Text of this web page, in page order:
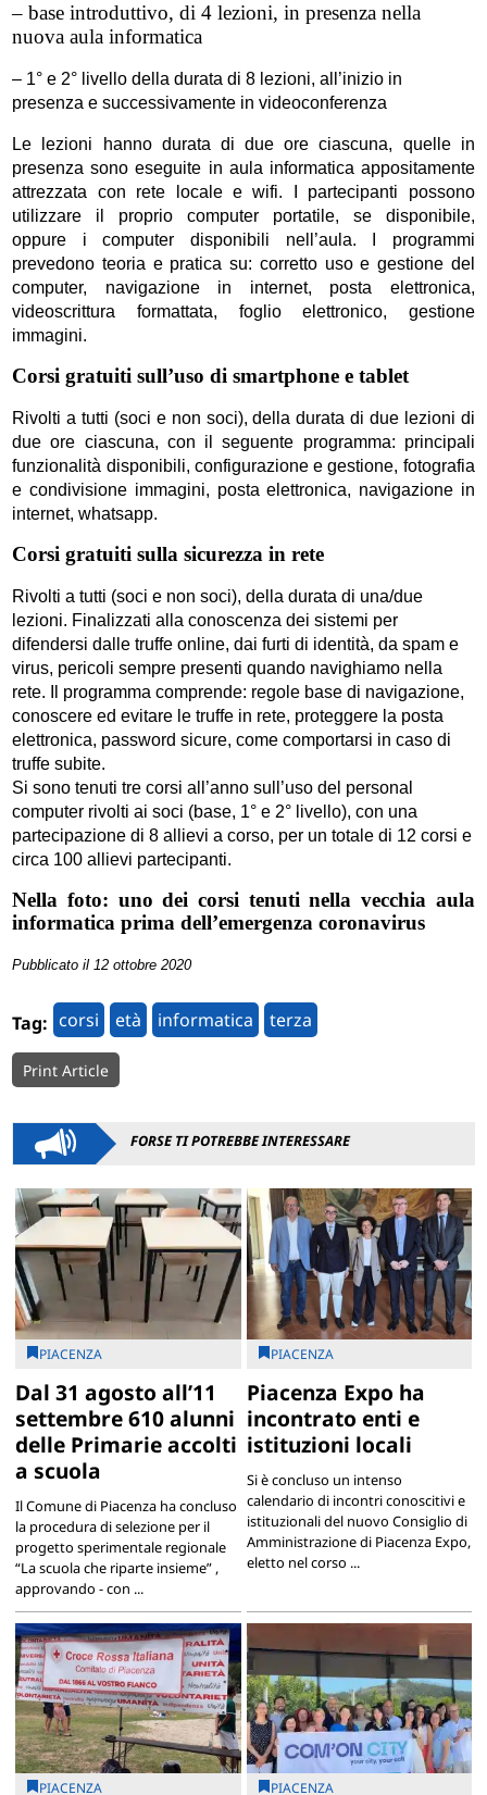
–base introduttivo, di 4 lezioni, in presenza nella
nuova aula informatica
– 1° e 2° livello della durata di 8 lezioni, all’inizio in
presenza e successivamente in videoconferenza
Le lezioni hanno durata di due ore ciascuna, quelle in
presenza sono eseguite in aula informatica appositamente
attrezzata con rete locale e wifi. I partecipanti possono
utilizzare il proprio computer portatile, se disponibile,
oppure i computer disponibili nell’aula. I programmi
prevedono teoria e pratica su: corretto uso e gestione del
computer, navigazione in internet, posta elettronica,
videoscrittura formattata, foglio elettronico, gestione
immagini.
Corsi gratuiti sull’uso di smartphone e tablet
Rivolti a tutti (soci e non soci), della durata di due lezioni di
due ore ciascuna, con il seguente programma: principali
funzionalità disponibili, configurazione e gestione, fotografia
e condivisione immagini, posta elettronica, navigazione in
internet, whatsapp.
Corsi gratuiti sulla sicurezza in rete
Rivolti a tutti (soci e non soci), della durata di una/due
lezioni. Finalizzati alla conoscenza dei sistemi per
difendersi dalle truffe online, dai furti di identità, da spam e
virus, pericoli sempre presenti quando navighiamo nella
rete. Il programma comprende: regole base di navigazione,
conoscere ed evitare le truffe in rete, proteggere la posta
elettronica, password sicure, come comportarsi in caso di
truffe subite.
Si sono tenuti tre corsi all’anno sull’uso del personal
computer rivolti ai soci (base, 1° e 2° livello), con una
partecipazione di 8 allievi a corso, per un totale di 12 corsi e
circa 100 allievi partecipanti.
Nella foto: uno dei corsi tenuti nella vecchia aula
informatica prima dell’emergenza coronavirus
Pubblicato il 12 ottobre 2020
Tag: corsi età informatica terza
Print Article
FORSE TI POTREBBE INTERESSARE
PIACENZA
Dal 31 agosto all’11
settembre 610 alunni
delle Primarie accolti
a scuola
Il Comune di Piacenza ha concluso
la procedura di selezione per il
progetto sperimentale regionale
“La scuola che riparte insieme” ,
approvando - con ...
PIACENZA
Piacenza Expo ha
incontrato enti e
istituzioni locali
Si è concluso un intenso
calendario di incontri conoscitivi e
istituzionali del nuovo Consiglio di
Amministrazione di Piacenza Expo,
eletto nel corso ...
PIACENZA PIACENZA